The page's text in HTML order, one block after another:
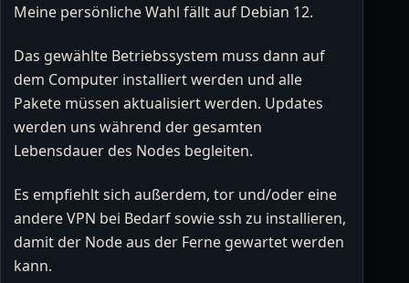
Meine persönliche Wahl fällt auf Debian 12.
Das gewählte Betriebssystem muss dann auf
dem Computer installiert werden und alle
Pakete müssen aktualisiert werden. Updates
werden uns während der gesamten
Lebensdauer des Nodes begleiten.
Es empfiehlt sich außerdem, tor und/oder eine
andere VPN bei Bedarf sowie ssh zu installieren,
damit der Node aus der Ferne gewartet werden
kann.